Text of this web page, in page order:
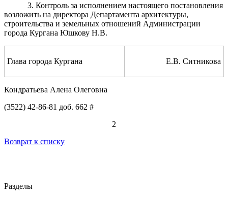
3. Контроль за исполнением настоящего постановления
возложить на директора Департамента архитектуры,
строительства и земельных отношений Администрации
города Кургана Юшкову Н.В.
Глава города Кургана Е.В. Ситникова
Кондратьева Алена Олеговна
(3522) 42-86-81 доб. 662 #
2
Возврат к списку
Разделы